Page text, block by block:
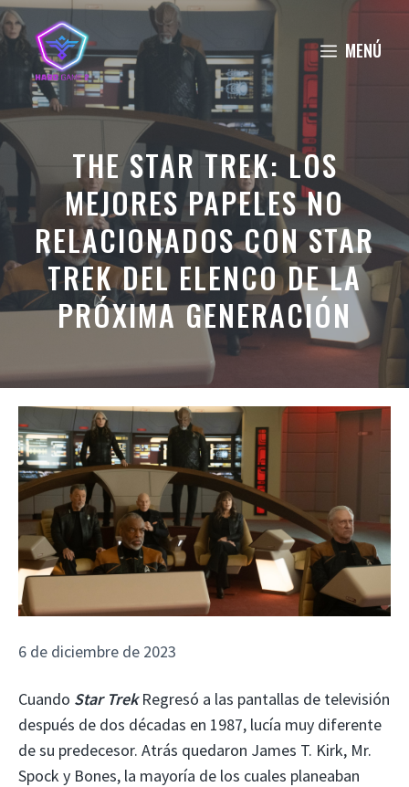
Saltar
al
contenido
MENÚ
THE STAR TREK: LOS
MEJORES PAPELES NO
RELACIONADOS CON STAR
TREK DEL ELENCO DE LA
PRÓXIMA GENERACIÓN
6 de diciembre de 2023
Cuando Star TrekRegresó a las pantallas de televisión
después de dos décadas en 1987, lucía muy diferente
de su predecesor. Atrás quedaron James T. Kirk, Mr.
Spock y Bones, la mayoría de los cuales planeaban